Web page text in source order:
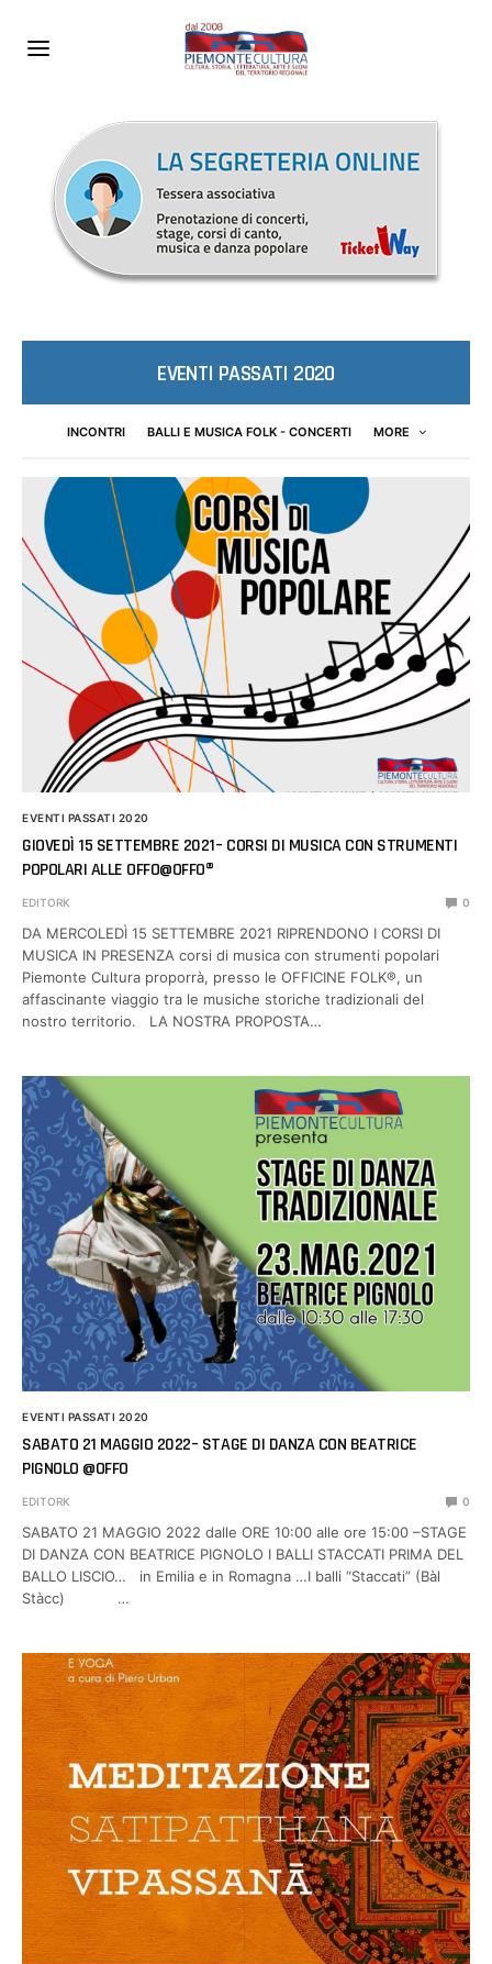
EVENTI PASSATI 2020
INCONTRI BALLI E MUSICA FOLK - CONCERTI MORE
EVENTI PASSATI 2020
GIOVEDÌ 15 SETTEMBRE 2021– CORSI DI MUSICA CON STRUMENTI
POPOLARI ALLE OFFO@OFFO®
EDITORK 0
DA MERCOLEDÌ 15 SETTEMBRE 2021 RIPRENDONO I CORSI DI
MUSICA IN PRESENZA corsi di musica con strumenti popolari
Piemonte Cultura proporrà, presso le OFFICINE FOLK®, un
affascinante viaggio tra le musiche storiche tradizionali del
nostro territorio. LA NOSTRA PROPOSTA…
EVENTI PASSATI 2020
SABATO 21 MAGGIO 2022– STAGE DI DANZA CON BEATRICE
PIGNOLO @OFFO
EDITORK 0
SABATO 21 MAGGIO 2022 dalle ORE 10:00 alle ore 15:00 –STAGE
DI DANZA CON BEATRICE PIGNOLO I BALLI STACCATI PRIMA DEL
BALLO LISCIO… in Emilia e in Romagna …I balli “Staccati” (Bàl
Stàcc) …